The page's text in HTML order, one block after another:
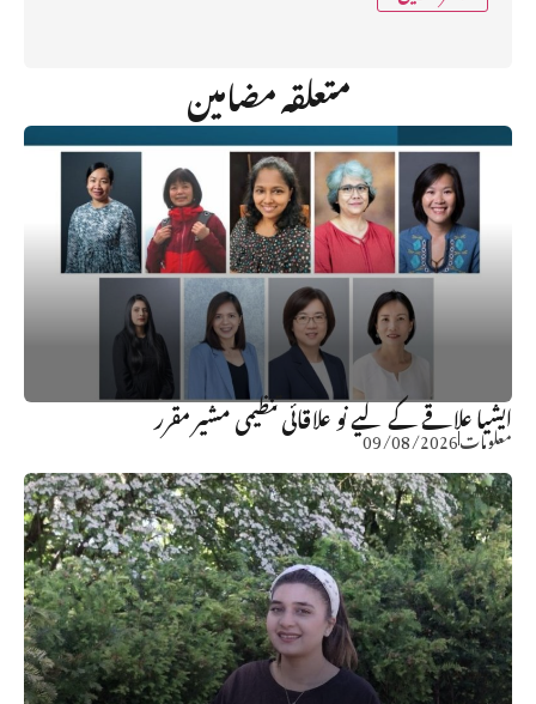
متعلقہ مضامین
ایشیا علاقے کے لیے نو علاقائی تنظیمی مشیر مقرر
معلومات09/08/2026